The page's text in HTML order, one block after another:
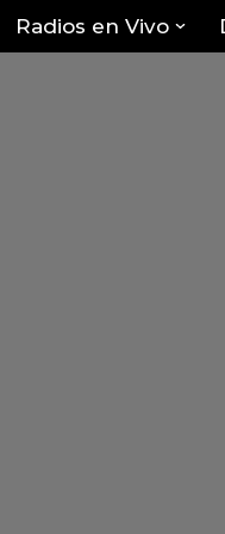
Radios en Vivo